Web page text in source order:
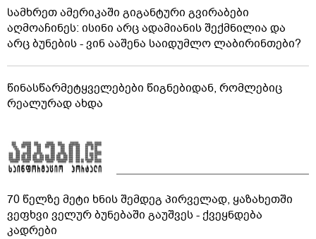
სამხრეთ ამერიკაში გიგანტური გვირაბები
აღმოაჩინეს: ისინი არც ადამიანის შექმნილია და
არც ბუნების - ვინ ააშენა საიდუმლო ლაბირინთები?
წინასწარმეტყველებები წიგნებიდან, რომლებიც
რეალურად ახდა
70 წელზე მეტი ხნის შემდეგ პირველად, ყაზახეთში
ვეფხვი ველურ ბუნებაში გაუშვეს - ქვეყნდება
კადრები